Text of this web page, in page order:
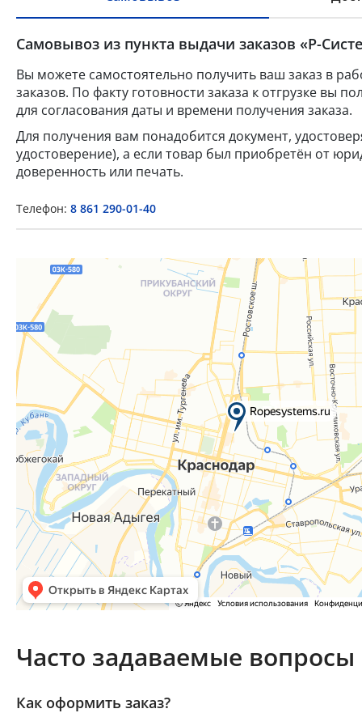
Самовывоз из пункта выдачи заказов «Р-
Вы можете самостоятельно получить ваш заказ в
заказов. По факту готовности заказа к отгрузке вы
для согласования даты и времени получения заказа.
Для получения вам понадобится документ,
удостоверение), а если товар был приобретён от
доверенность или печать.
Телефон: 8 861 290-01-40
Часто задаваемые вопросы
Как оформить заказ?